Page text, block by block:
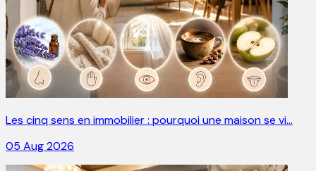
Les cinq sens en immobilier : pourquoi une maison se vi…
05 Aug 2026